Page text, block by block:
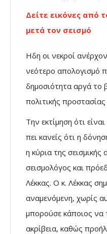
Δείτε εικόνες από
μετά τον σεισμό
Ηδη οι νεκροί
νεότερο απολογισμό
δημοσιότητα αργά το
πολιτικής προστασίας
Την εκτίμηση ότι
πει κανείς ότι η
η κύρια της
σεισμολόγος και
Λέκκας. Ο κ. Λέκκας
αναμενόμενη, χωρίς
μπορούσε κάποιος να
ακρίβεια, καθώς